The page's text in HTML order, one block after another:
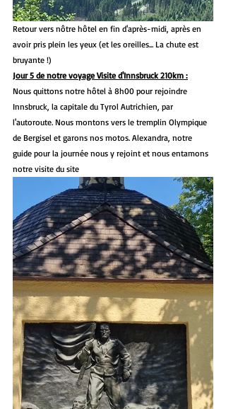
Retour vers nôtre hôtel en fin d'après-midi, après en
avoir pris plein les yeux (et les oreilles... La chute est
bruyante !)
Jour 5 de notre voyage Visite d'Innsbruck 210km :
Nous quittons notre hôtel à 8h00 pour rejoindre
Innsbruck, la capitale du Tyrol Autrichien, par
l'autoroute. Nous montons vers le tremplin Olympique
de Bergisel et garons nos motos. Alexandra, notre
guide pour la journée nous y rejoint et nous entamons
notre visite du site